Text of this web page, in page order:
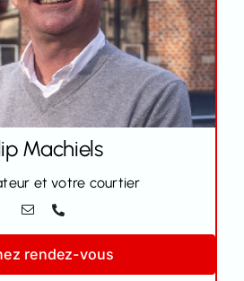
Machiels
et votre courtier
rendez-vous